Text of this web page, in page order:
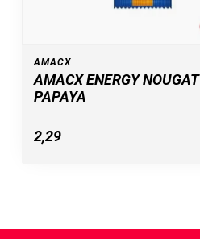
AMACX
AMACX ENERGY NOUGAT
PAPAYA
2,29